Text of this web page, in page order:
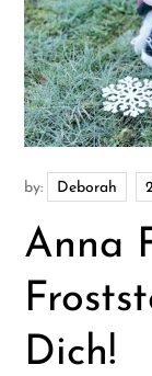
by: Deborah
Anna
Dich!